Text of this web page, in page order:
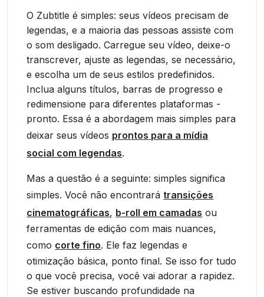
O Zubtitle é simples: seus vídeos precisam de
legendas, e a maioria das pessoas assiste com
o som desligado. Carregue seu vídeo, deixe-o
transcrever, ajuste as legendas, se necessário,
e escolha um de seus estilos predefinidos.
Inclua alguns títulos, barras de progresso e
redimensione para diferentes plataformas -
pronto. Essa é a abordagem mais simples para
deixar seus vídeos prontos para a mídia
social com legendas.
Mas a questão é a seguinte: simples significa
simples. Você não encontrará transições
cinematográficas, b-roll em camadas ou
ferramentas de edição com mais nuances,
como corte fino. Ele faz legendas e
otimização básica, ponto final. Se isso for tudo
o que você precisa, você vai adorar a rapidez.
Se estiver buscando profundidade na